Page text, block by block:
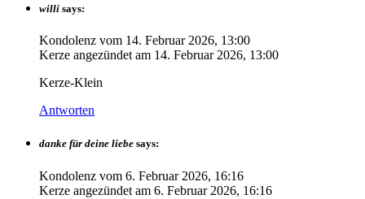
willi says:
Kondolenz vom 14. Februar 2026, 13:00
Kerze angezündet am 14. Februar 2026, 13:00
Kerze-Klein
Antworten
danke für deine liebe says:
Kondolenz vom 6. Februar 2026, 16:16
Kerze angezündet am 6. Februar 2026, 16:16